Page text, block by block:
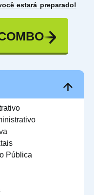
estará preparado!
Pública